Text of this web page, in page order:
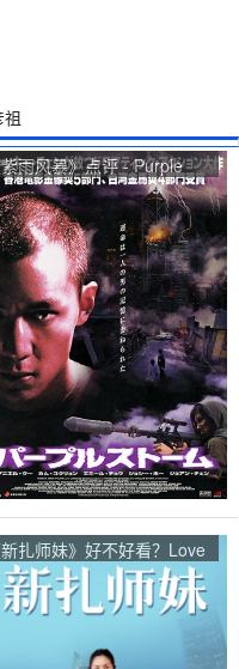
雨风暴》点评 - Purple
网友评价
新扎师妹》好不好看？Love
观众点评及剧本